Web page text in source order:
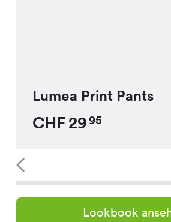
Lumea Print Pants
CHF2995
Lookbook